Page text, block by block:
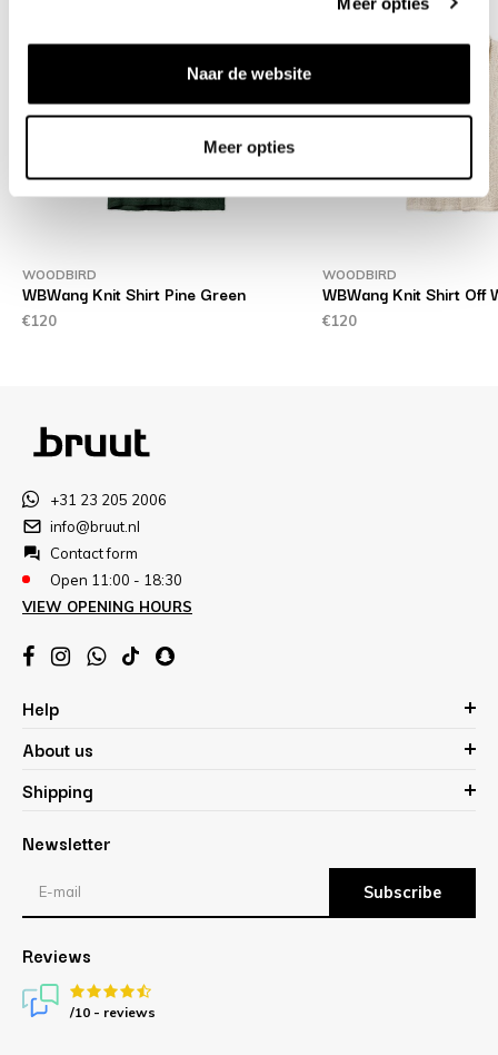
Naar de website
Meer opties
WOODBIRD
WBWang Knit Shirt Pine Green
€120
WOODBIRD
WBWang Knit Shirt Off
€120
+31 23 205 2006
info@bruut.nl
Contact form
Open 11:00 - 18:30
VIEW OPENING HOURS
Help
About us
Shipping
Newsletter
Subscribe
Reviews
/10 - reviews